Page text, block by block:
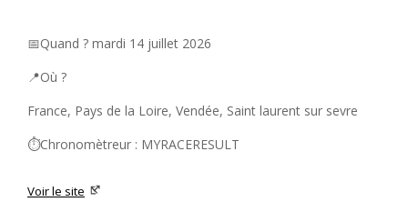
📅Quand ? mardi 14 juillet 2026
📍Où ?
France, Pays de la Loire, Vendée, Saint laurent sur sevre
⏱️Chronomètreur : MYRACERESULT
Voir le site